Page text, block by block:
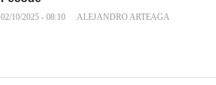
02/10/2025 - 08:10 ALEJANDRO ARTEAGA